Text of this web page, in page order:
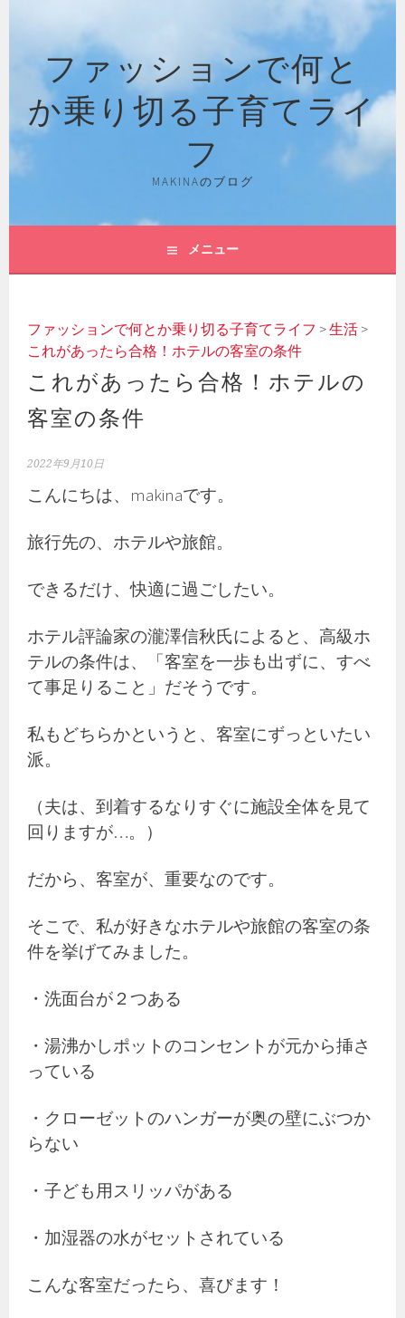
ファッションで何と
か乗り切る子育てライ
フ
MAKINAのブログ
メニュー
ファッションで何とか乗り切る子育てライフ >生活 >
これがあったら合格！ホテルの客室の条件
これがあったら合格！ホテルの
客室の条件
2022年9月10日
こんにちは、makinaです。
旅行先の、ホテルや旅館。
できるだけ、快適に過ごしたい。
ホテル評論家の瀧澤信秋氏によると、高級ホ
テルの条件は、「客室を一歩も出ずに、すべ
て事足りること」だそうです。
私もどちらかというと、客室にずっといたい
派。
（夫は、到着するなりすぐに施設全体を見て
回りますが…。）
だから、客室が、重要なのです。
そこで、私が好きなホテルや旅館の客室の条
件を挙げてみました。
・洗面台が２つある
・湯沸かしポットのコンセントが元から挿さ
っている
・クローゼットのハンガーが奥の壁にぶつか
らない
・子ども用スリッパがある
・加湿器の水がセットされている
こんな客室だったら、喜びます！